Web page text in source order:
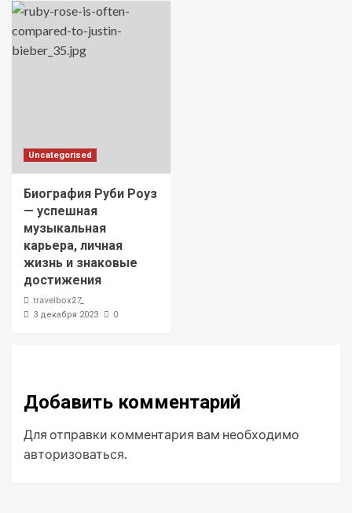
Uncategorised
Биография Руби Роуз
— успешная
музыкальная
карьера, личная
жизнь и знаковые
достижения
travelbox27_
3 декабря 2023 0
Добавить комментарий
Для отправки комментария вам необходимо
авторизоваться.